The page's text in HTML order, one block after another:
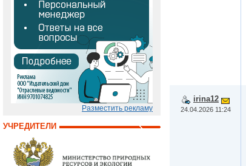
Разместить рекламу
УЧРЕДИТЕЛИ
irina12
24.04.2026 11:24